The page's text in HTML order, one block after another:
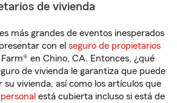
de vivienda
más grandes de eventos inesperados
con el seguro de propietarios
en Chino, CA. Entonces, ¿qué
de vivienda le garantiza que puede
su vivienda, así como los artículos que
está cubierta incluso si está de